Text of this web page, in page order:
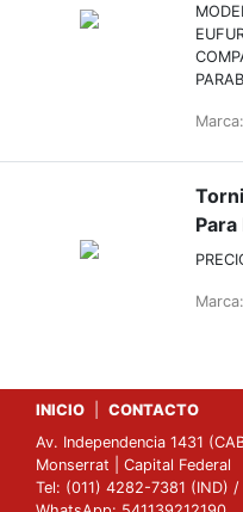
INICIO
CONTACTO
Av. Independencia 1431
Monserrat | Capital Federal
Tel: (011) 4282-7381 (IND) /